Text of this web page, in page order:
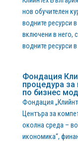
нов обучителен
водните ресурси
включени в него,
водните ресурси
Фондация
процедура за
по бизнес
Фондация
Центъра за
околна среда –
икономика“,